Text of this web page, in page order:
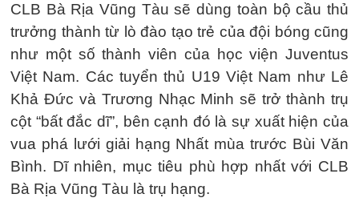
CLB Bà Rịa Vũng Tàu sẽ dùng toàn bộ cầu thủ
trưởng thành từ lò đào tạo trẻ của đội bóng cũng
như một số thành viên của học viện Juventus
Việt Nam. Các tuyển thủ U19 Việt Nam như Lê
Khả Đức và Trương Nhạc Minh sẽ trở thành trụ
cột “bất đắc dĩ”, bên cạnh đó là sự xuất hiện của
vua phá lưới giải hạng Nhất mùa trước Bùi Văn
Bình. Dĩ nhiên, mục tiêu phù hợp nhất với CLB
Bà Rịa Vũng Tàu là trụ hạng.